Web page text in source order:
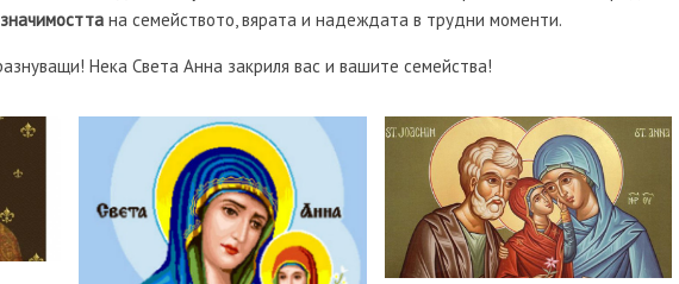
значимостта на семейството, вярата и надеждата в трудни моменти.
Нека Света Анна закриля вас и вашите семейства!